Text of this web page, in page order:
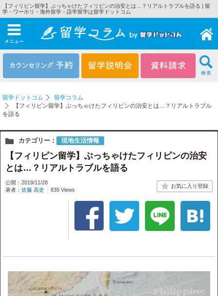
【フィリピン留学】ぶっちゃけたフィリピンの治安とは…？リアルトラブルを語る | 留
学・ワーホリ・海外留学・語学留学は留学ドットコム
メニュー
留学ドットコム
留学コラム
【フィリピン留学】ぶっちゃけたフィリピンの治安とは…？リアルトラブル
を語る
カテゴリー： 現地生活情報
【フィリピン留学】ぶっちゃけたフィリピンの治安
とは…？リアルトラブルを語る
公開：2019/11/28
著者： 佐藤 高史 835 Views